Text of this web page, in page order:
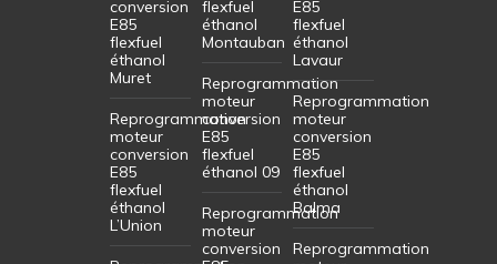
conversion
E85
flexfuel
éthanol
Muret
Reprogrammation
moteur
conversion
E85
flexfuel
éthanol
L’Union
flexfuel
éthanol
Montauban
Reprogrammation
moteur
conversion
E85
flexfuel
éthanol 09
Reprogrammation
moteur
conversion
E85
flexfuel
éthanol
Lavaur
Reprogrammation
moteur
conversion
E85
flexfuel
éthanol
Balma
Reprogrammation